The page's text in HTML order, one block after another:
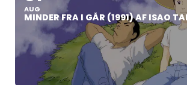
AUG
MINDER FRA I GÅR (1991) AF ISAO